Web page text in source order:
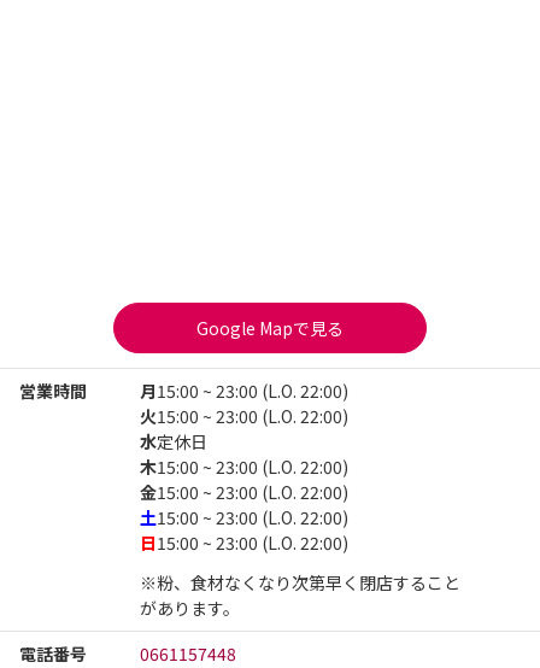
Google Mapで見る
営業時間 月15:00 ~ 23:00 (L.O. 22:00)
火15:00 ~ 23:00 (L.O. 22:00)
水定休日
木15:00 ~ 23:00 (L.O. 22:00)
金15:00 ~ 23:00 (L.O. 22:00)
土15:00 ~ 23:00 (L.O. 22:00)
日15:00 ~ 23:00 (L.O. 22:00)
※粉、食材なくなり次第早く閉店すること
があります。
電話番号
0661157448